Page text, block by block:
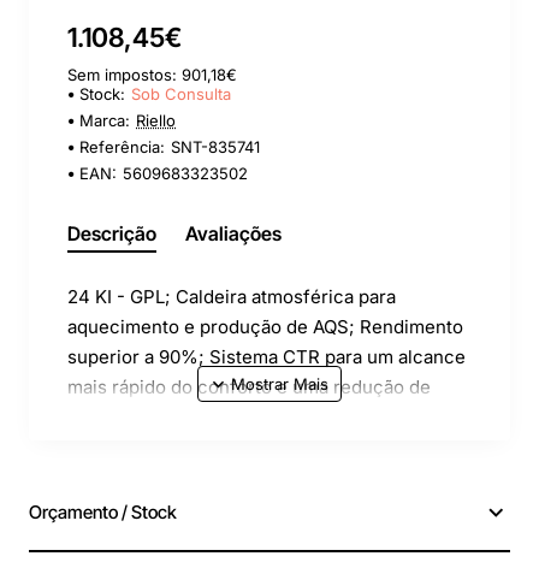
1.108,45€
Sem impostos: 901,18€
Stock: Sob Consulta
Marca: Riello
Referência: SNT-835741
EAN: 5609683323502
Descrição Avaliações
24 KI - GPL; Caldeira atmosférica para
aquecimento e produção de AQS; Rendimento
superior a 90%; Sistema CTR para um alcance
mais rápido do conforto e uma redução de
Cumpre com o novo padrão NOx 6;
Orçamento / Stock